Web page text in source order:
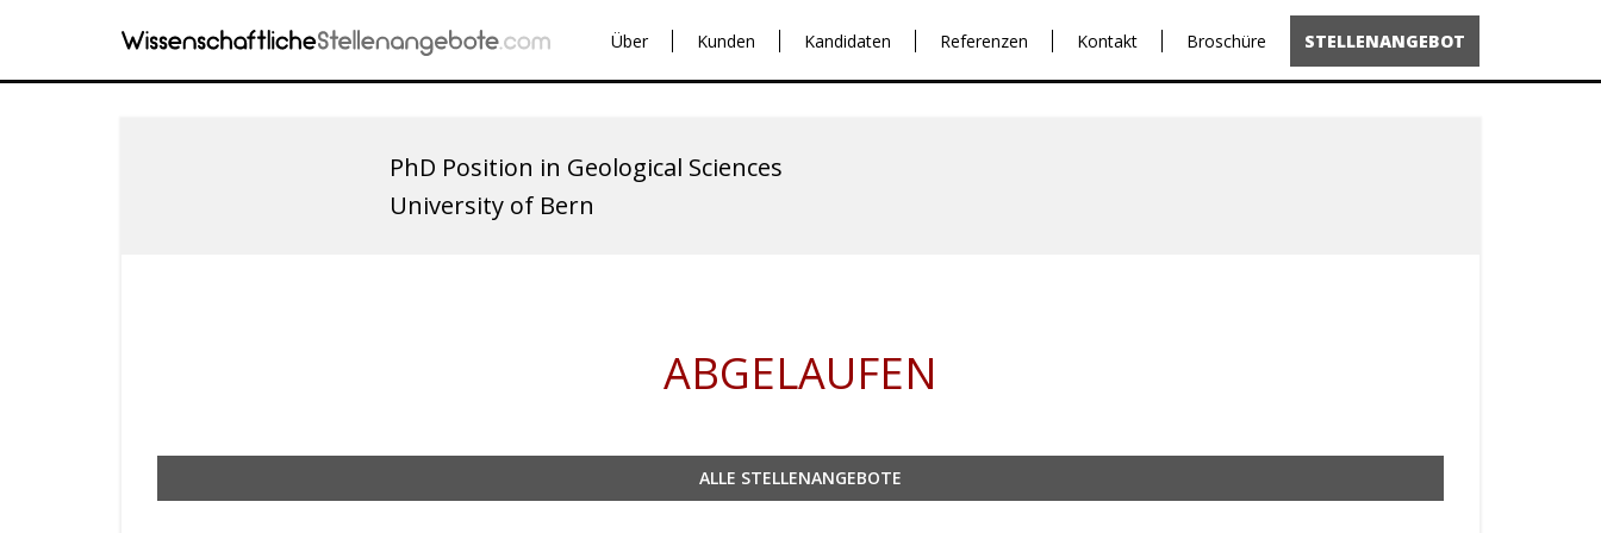
Über Kunden Kandidaten Referenzen Kontakt Broschüre STELLENANGEBOT
PhD Position in Geological Sciences
University of Bern
ABGELAUFEN
ALLE STELLENANGEBOTE